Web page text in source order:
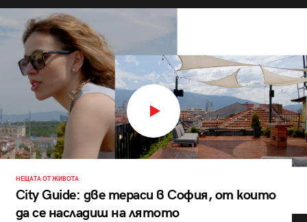
НЕЩАТА ОТ ЖИВОТА
City Guide: две тераси в София, от които
да се насладиш на лятото